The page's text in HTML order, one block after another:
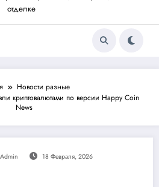
отделке
Новости разные
криптовалютами по версии Happy Coin
News
Admin 18 Февраля, 2026